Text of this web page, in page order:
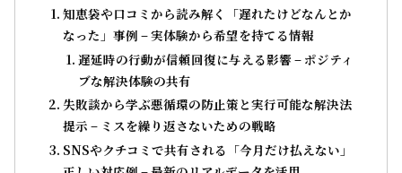
知恵袋や口コミから読み解く「遅れたけどなんとか
なった」事例 – 実体験から希望を持てる情報
遅延時の行動が信頼回復に与える影響 – ポジティ
ブな解決体験の共有
失敗談から学ぶ悪循環の防止策と実行可能な解決法
提示 – ミスを繰り返さないための戦略
SNSやクチコミで共有される「今月だけ払えない」